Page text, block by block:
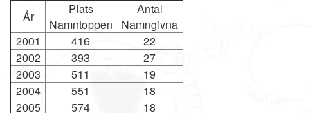
År
Plats
Namntoppen
Antal
Namngivna
2001
416
22
2002
393
27
2003
511
19
2004
551
18
2005
574
18